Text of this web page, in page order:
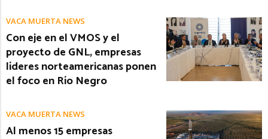
VACA MUERTA NEWS
Con eje en el VMOS y el
proyecto de GNL, empresas
líderes norteamericanas ponen
el foco en Río Negro
VACA MUERTA NEWS
Al menos 15 empresas